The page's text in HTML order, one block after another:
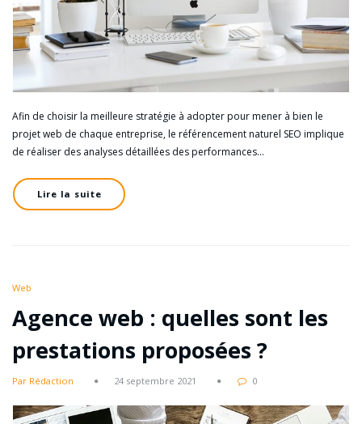
Afin de choisir la meilleure stratégie à adopter pour mener à bien le
projet web de chaque entreprise, le référencement naturel SEO implique
de réaliser des analyses détaillées des performances…
Lire la suite
Web
Agence web : quelles sont les
prestations proposées ?
Par Rédaction 24 septembre 2021 0